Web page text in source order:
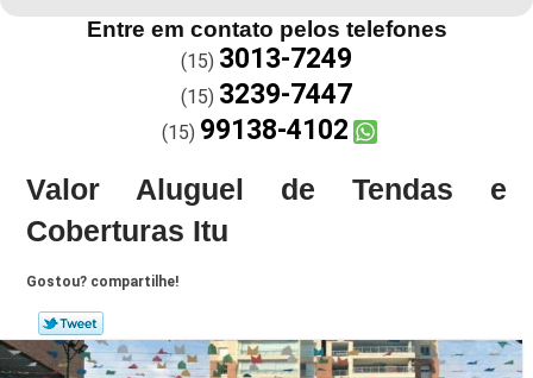
Entre em contato pelos telefones
(15) 3013-7249
(15) 3239-7447
(15) 99138-4102
Valor Aluguel de Tendas e
Coberturas Itu
Gostou? compartilhe!